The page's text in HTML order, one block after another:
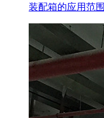
装配箱的应用范围